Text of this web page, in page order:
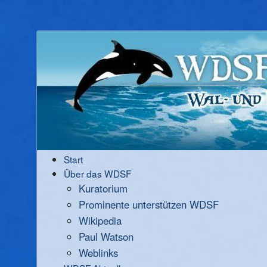
Start
Über das WDSF
Kuratorium
Prominente unterstützen WDSF
Wikipedia
Paul Watson
Weblinks